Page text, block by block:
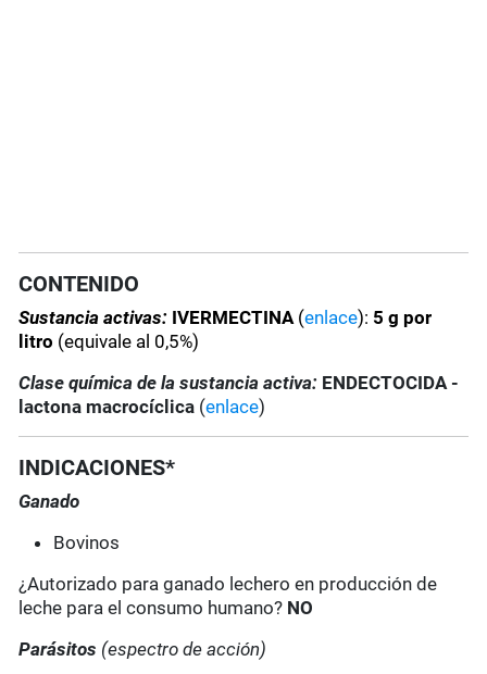
CONTENIDO
Sustancia activas: IVERMECTINA (enlace): 5 g por
litro (equivale al 0,5%)
Clase química de la sustancia activa: ENDECTOCIDA -
lactona macrocíclica (enlace)
INDICACIONES*
Ganado
Bovinos
¿Autorizado para ganado lechero en producción de
leche para el consumo humano? NO
Parásitos (espectro de acción)